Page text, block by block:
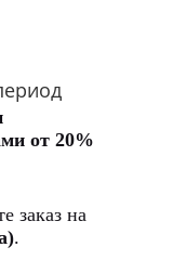
от 20%
заказ на
.